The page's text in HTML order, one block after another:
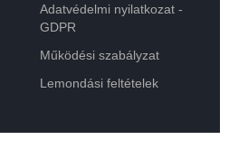
Adatvédelmi nyilatkozat -
GDPR
Működési szabályzat
Lemondási feltételek